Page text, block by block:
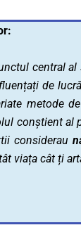
central
de
metode
conștient al
considerau
viața cât ți